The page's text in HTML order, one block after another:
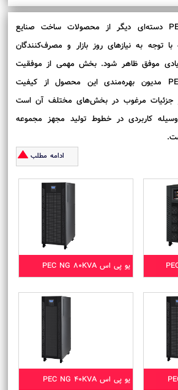
یو.پی.اس سری PEC-NG دسته‌ای دیگر از محصولات ساخت صنایع
توجه به نیازهای روز بازار و مصرف‌کنندگان
زیادی موفق ظاهر شود. بخش مهمی از موفقیت
یو.پی.اس سری PEC-NG مدیون بهره‌مندی این محصول از کیفیت
جزئیات مرغوب در بخش‌های مختلف آن است
کاربردی در خطوط تولید مجهز مجموعه
ادامه مطلب
یو پی اس PEC NG 80KVA
یو پی اس PEC NG 40KVA